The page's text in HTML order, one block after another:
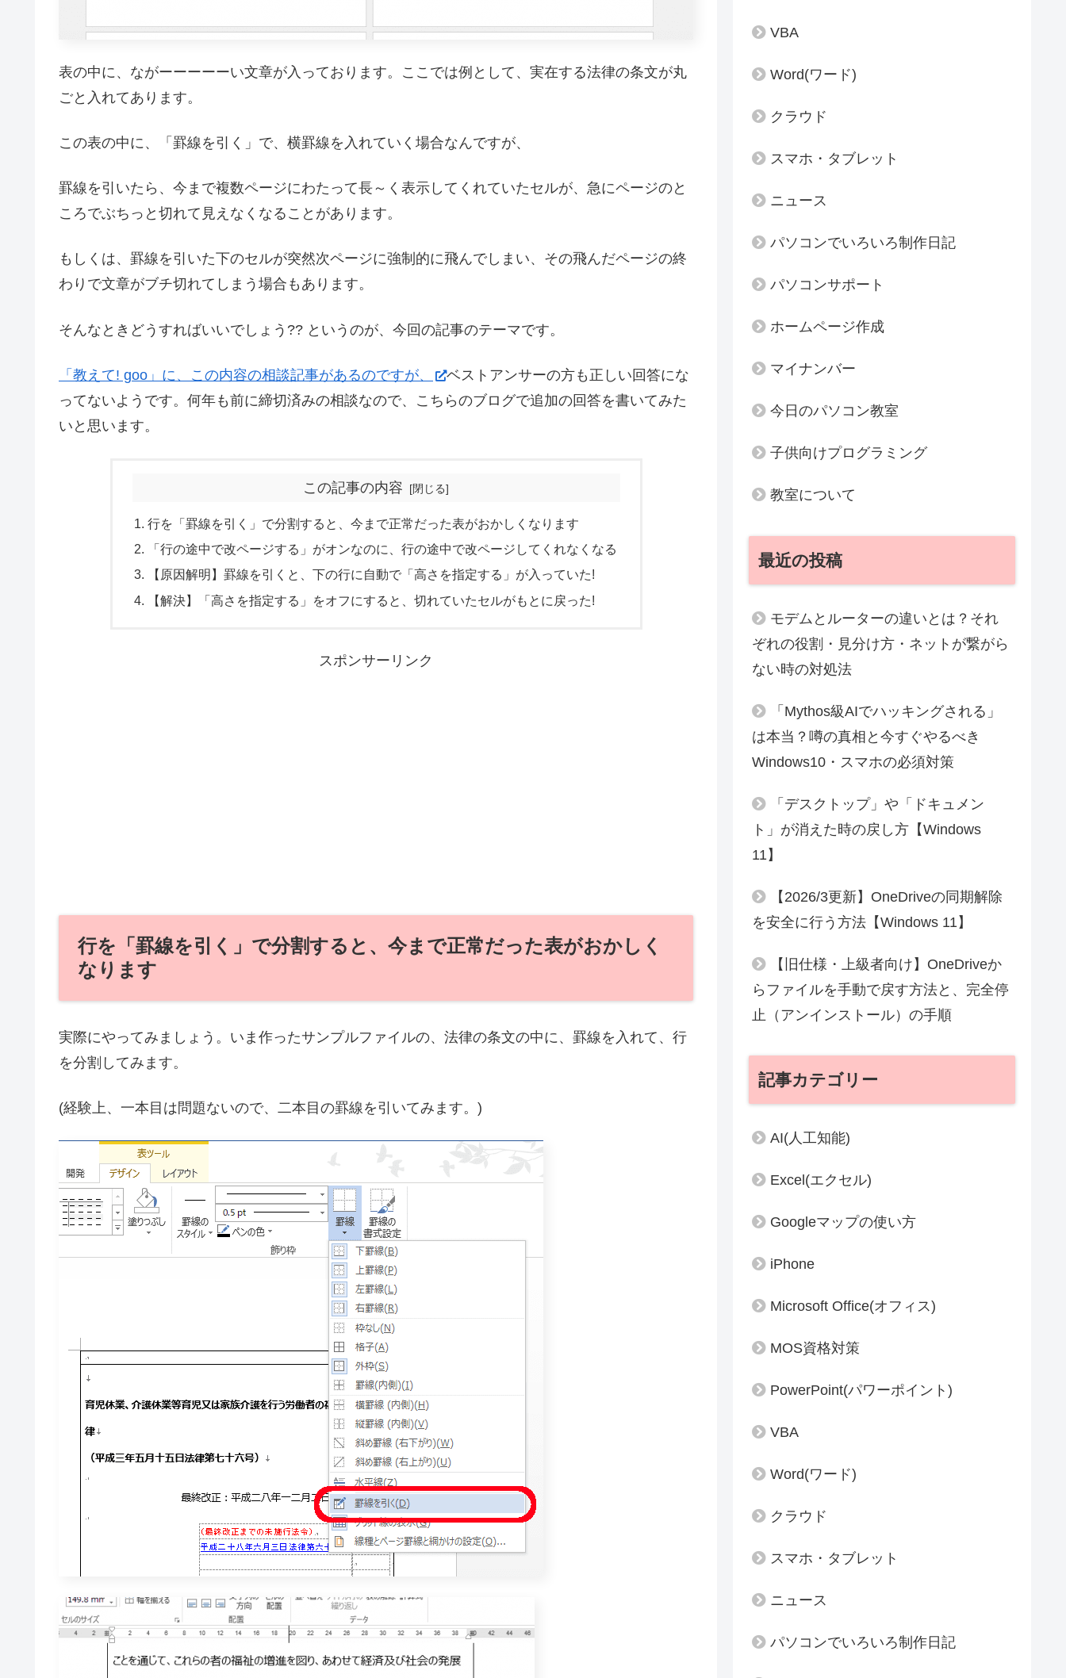
表の中に、ながーーーーーい文章が入っております。ここでは例として、実在する法律の条文が丸
ごと入れてあります。
この表の中に、「罫線を引く」で、横罫線を入れていく場合なんですが、
罫線を引いたら、今まで複数ページにわたって長～く表示してくれていたセルが、急にページのと
ころでぶちっと切れて見えなくなることがあります。
もしくは、罫線を引いた下のセルが突然次ページに強制的に飛んでしまい、その飛んだページの終
わりで文章がブチ切れてしまう場合もあります。
そんなときどうすればいいでしょう?? というのが、今回の記事のテーマです。
「教えて! goo」に、この内容の相談記事があるのですが、
ベストアンサーの方も正しい回答にな
ってないようです。何年も前に締切済みの相談なので、こちらのブログで追加の回答を書いてみた
いと思います。
この記事の内容
行を「罫線を引く」で分割すると、今まで正常だった表がおかしくなります
「行の途中で改ページする」がオンなのに、行の途中で改ページしてくれなくなる
【原因解明】罫線を引くと、下の行に自動で「高さを指定する」が入っていた!
【解決】「高さを指定する」をオフにすると、切れていたセルがもとに戻った!
スポンサーリンク
行を「罫線を引く」で分割すると、今まで正常だった表がおかしく
なります
実際にやってみましょう。いま作ったサンプルファイルの、法律の条文の中に、罫線を入れて、行
を分割してみます。
(経験上、一本目は問題ないので、二本目の罫線を引いてみます。)
VBA
Word(ワード)
クラウド
スマホ・タブレット
ニュース
パソコンでいろいろ制作日記
パソコンサポート
ホームページ作成
マイナンバー
今日のパソコン教室
子供向けプログラミング
教室について
最近の投稿
モデムとルーターの違いとは？それ
ぞれの役割・見分け方・ネットが繋がら
ない時の対処法
「Mythos級AIでハッキングされる」
は本当？噂の真相と今すぐやるべき
Windows10・スマホの必須対策
「デスクトップ」や「ドキュメン
ト」が消えた時の戻し方【Windows
11】
【2026/3更新】OneDriveの同期解除
を安全に行う方法【Windows 11】
【旧仕様・上級者向け】OneDriveか
らファイルを手動で戻す方法と、完全停
止（アンインストール）の手順
記事カテゴリー
AI(人工知能)
Excel(エクセル)
Googleマップの使い方
iPhone
Microsoft Office(オフィス)
MOS資格対策
PowerPoint(パワーポイント)
VBA
Word(ワード)
クラウド
スマホ・タブレット
ニュース
パソコンでいろいろ制作日記